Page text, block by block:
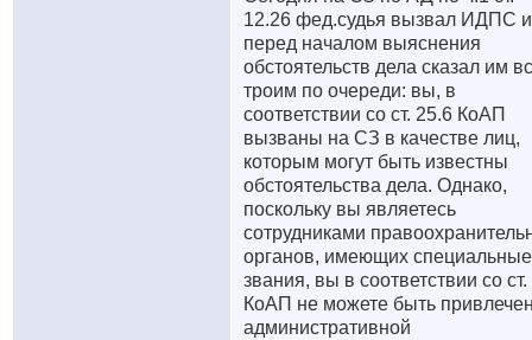
12.26 фед.судья вызвал ИДПС и
перед началом выяснения
обстоятельств дела сказал им
троим по очереди: вы, в
соответствии со ст. 25.6 КоАП
вызваны на СЗ в качестве лиц,
которым могут быть известны
обстоятельства дела. Однако,
поскольку вы являетесь
сотрудниками
органов, имеющих специальные
звания, вы в соответствии со ст.
КоАП не можете быть
административной